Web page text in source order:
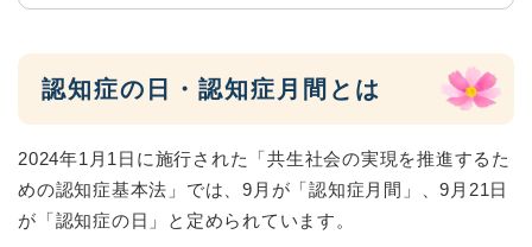
認知症の日・認知症月間とは
2024年1月1日に施行された「共生社会の実現を推進するた
めの認知症基本法」では、9月が「認知症月間」、9月21日
が「認知症の日」と定められています。